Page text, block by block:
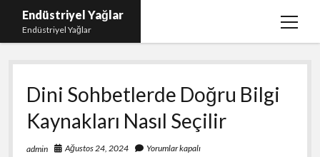
Endüstriyel Yağlar
Endüstriyel Yağlar
menüyü
Igtv Yorum Hilesi Ücretsiz
Instagram Gizli Hesap Görme Uygulamasız
Linkedin Beğeni Yükleme
Liste
Dini Sohbetlerde Doğru Bilgi
Kaynakları Nasıl Seçilir
admin Ağustos 24, 2024 Yorumlar kapalı